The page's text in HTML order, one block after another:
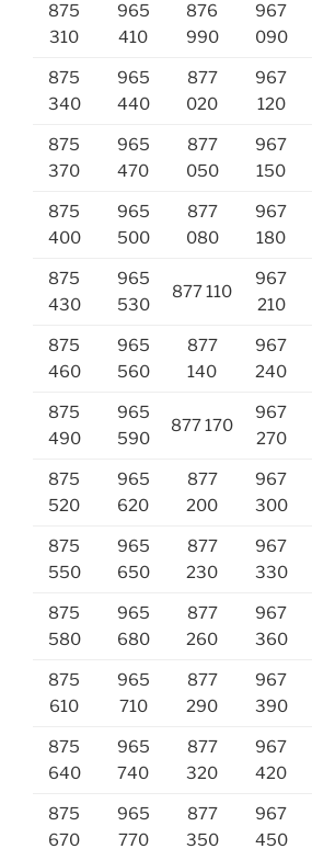
875
310
965
410
876
990
967
090
875
340
965
440
877
020
967
120
875
370
965
470
877
050
967
150
875
400
965
500
877
080
967
180
875
430
965
530
877 110
967
210
875
460
965
560
877
140
967
240
875
490
965
590
877 170
967
270
875
520
965
620
877
200
967
300
875
550
965
650
877
230
967
330
875
580
965
680
877
260
967
360
875
610
965
710
877
290
967
390
875
640
965
740
877
320
967
420
875
670
965
770
877
350
967
450